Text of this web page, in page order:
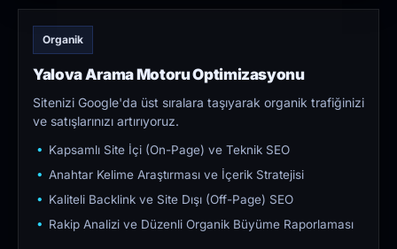
Organik
Yalova Arama Motoru Optimizasyonu
Sitenizi Google'da üst sıralara taşıyarak organik trafiğinizi
ve satışlarınızı artırıyoruz.
Kapsamlı Site İçi (On-Page) ve Teknik SEO
Anahtar Kelime Araştırması ve İçerik Stratejisi
Kaliteli Backlink ve Site Dışı (Off-Page) SEO
Rakip Analizi ve Düzenli Organik Büyüme Raporlaması